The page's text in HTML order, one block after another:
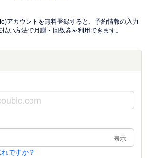
アカウントを無料登録すると、予約情報の入力
い方法で月謝・回数券を利用できます。
表示
ですか？